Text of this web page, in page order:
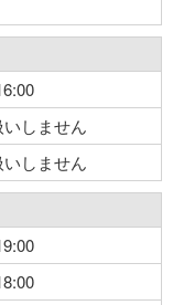
しません
しません